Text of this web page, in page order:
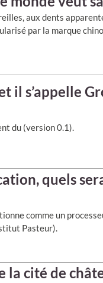
aux dents
par la marque
il s’appelle
du (version 0.1).
quels
comme un
Pasteur).
la cité de